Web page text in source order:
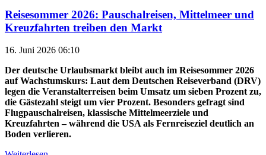
Reisesommer 2026: Pauschalreisen, Mittelmeer und
Kreuzfahrten treiben den Markt
16. Juni 2026 06:10
Der deutsche Urlaubsmarkt bleibt auch im Reisesommer 2026
auf Wachstumskurs: Laut dem Deutschen Reiseverband (DRV)
legen die Veranstalterreisen beim Umsatz um sieben Prozent zu,
die Gästezahl steigt um vier Prozent. Besonders gefragt sind
Flugpauschalreisen, klassische Mittelmeerziele und
Kreuzfahrten – während die USA als Fernreiseziel deutlich an
Boden verlieren.